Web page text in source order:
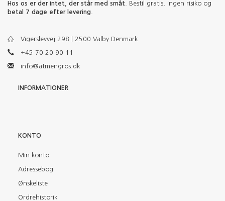
Hos os er der intet, der står med småt . Bestil gratis, ingen risiko og
betal 7 dage efter levering
Vigerslevvej 298 | 2500 Valby Denmark
+45 70 20 90 11
info@atmengros.dk
INFORMATIONER
KONTO
Min konto
Adressebog
Ønskeliste
Ordrehistorik